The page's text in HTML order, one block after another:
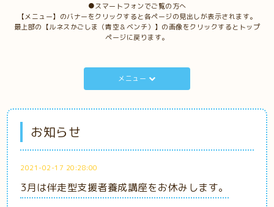
●スマートフォンでご覧の方へ
【メニュー】のバナーをクリックすると各ページの見出しが表示されます。
最上部の【ルネスかごしま（青空＆ベンチ）】の画像をクリックするとトップ
ページに戻ります。
メニュー
お知らせ
2021-02-17 20:28:00
3月は伴走型支援者養成講座をお休みします。